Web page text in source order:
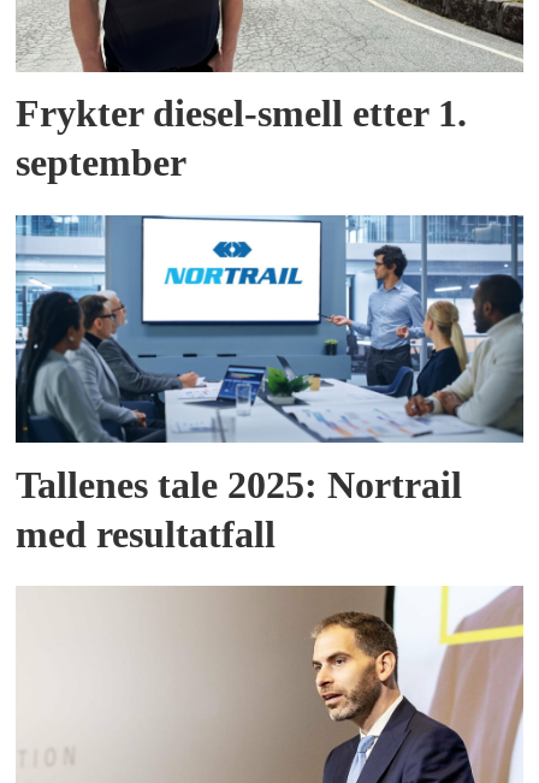
Frykter diesel-smell etter 1.
september
Tallenes tale 2025: Nortrail
med resultatfall